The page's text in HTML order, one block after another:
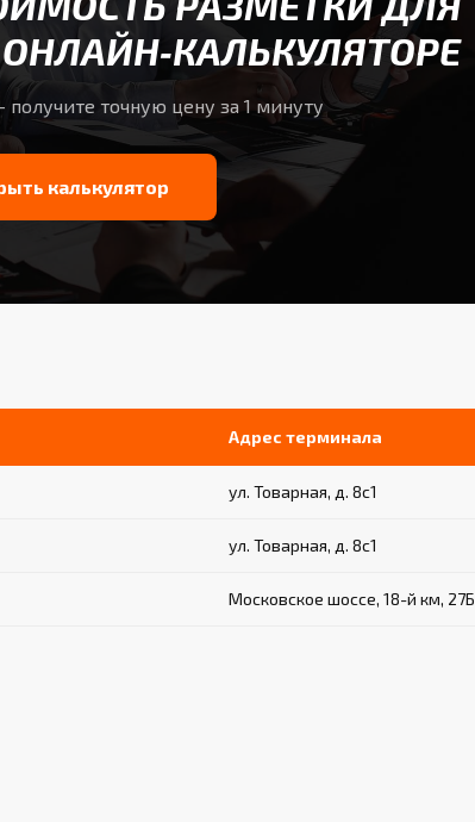
точную цену за 1 минуту
калькулятор
Адрес терминала
ул. Товарная, д. 8с1
ул. Товарная, д. 8с1
Московское шоссе, 18-й км, 27Б